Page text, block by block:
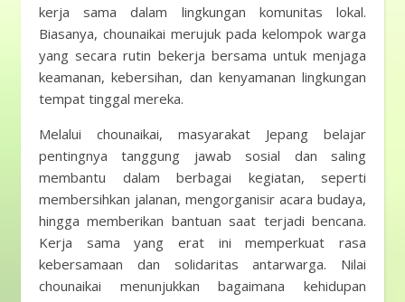
kerja sama dalam lingkungan komunitas lokal.
Biasanya, chounaikai merujuk pada kelompok warga
yang secara rutin bekerja bersama untuk menjaga
keamanan, kebersihan, dan kenyamanan lingkungan
tempat tinggal mereka.
Melalui chounaikai, masyarakat Jepang belajar
pentingnya tanggung jawab sosial dan saling
membantu dalam berbagai kegiatan, seperti
membersihkan jalanan, mengorganisir acara budaya,
hingga memberikan bantuan saat terjadi bencana.
Kerja sama yang erat ini memperkuat rasa
kebersamaan dan solidaritas antarwarga. Nilai
chounaikai menunjukkan bagaimana kehidupan